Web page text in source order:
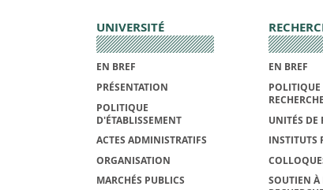
UNIVERSITÉ
EN BREF
PRÉSENTATION
POLITIQUE
D'ÉTABLISSEMENT
ACTES ADMINISTRATIFS
ORGANISATION
MARCHÉS PUBLICS
EN BREF
POLITIQUE
RECHERCHE
UNITÉS DE
INSTITUTS
SOUTIEN À